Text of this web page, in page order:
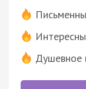
Душевное